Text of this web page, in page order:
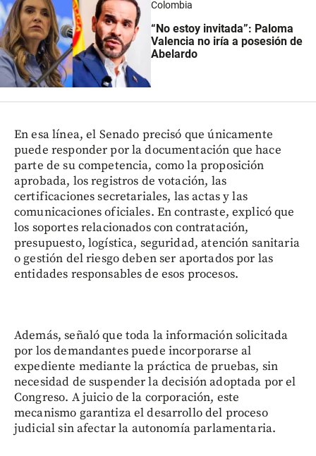
Colombia
“No estoy invitada”: Paloma
Valencia no iría a posesión de
Abelardo
En esa línea, el Senado precisó que únicamente
puede responder por la documentación que hace
parte de su competencia, como la proposición
aprobada, los registros de votación, las
certificaciones secretariales, las actas y las
comunicaciones oficiales. En contraste, explicó que
los soportes relacionados con contratación,
presupuesto, logística, seguridad, atención sanitaria
o gestión del riesgo deben ser aportados por las
entidades responsables de esos procesos.
Además, señaló que toda la información solicitada
por los demandantes puede incorporarse al
expediente mediante la práctica de pruebas, sin
necesidad de suspender la decisión adoptada por el
Congreso. A juicio de la corporación, este
mecanismo garantiza el desarrollo del proceso
judicial sin afectar la autonomía parlamentaria.